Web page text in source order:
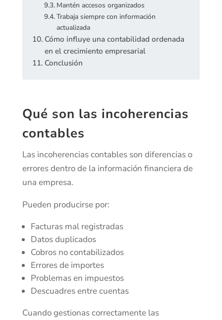
Mantén accesos organizados
Trabaja siempre con información
actualizada
Cómo influye una contabilidad ordenada
en el crecimiento empresarial
Conclusión
Qué son las incoherencias
contables
Las incoherencias contables son diferencias o
errores dentro de la información financiera de
una empresa.
Pueden producirse por:
Facturas mal registradas
Datos duplicados
Cobros no contabilizados
Errores de importes
Problemas en impuestos
Descuadres entre cuentas
Cuando gestionas correctamente las